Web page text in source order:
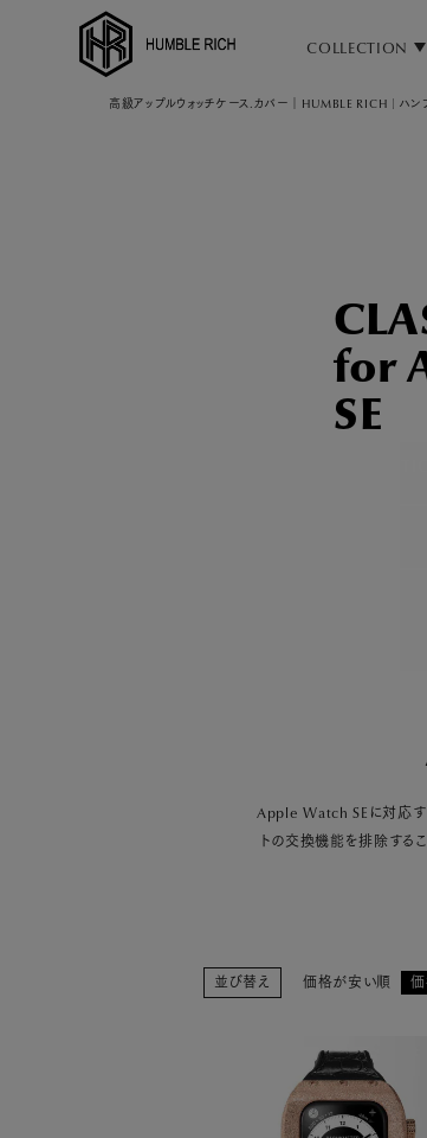
COLLECTION
高級アップルウォッチケース.カバー｜HUMBLE RICH | ハン
for
SE
Apple Watch SEに対応する
トの交換機能を排除する
並び替え 価格が安い順